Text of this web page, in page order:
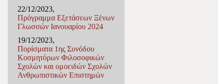
22/12/2023,
Πρόγραμμα Εξετάσεων Ξένων
Γλωσσών Ιανουαρίου 2024
19/12/2023,
Πορίσματα 1ης Συνόδου
Κοσμητόρων Φιλοσοφικών
Σχολών και ομοειδών Σχολών
Ανθρωπιστικών Επιστημών